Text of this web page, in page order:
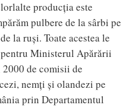
producția este
pulbere de la sârbi pe
la ruși. Toate acestea le
Ministerul Apărării
de comisii de
nemți și olandezi pe
prin Departamentul